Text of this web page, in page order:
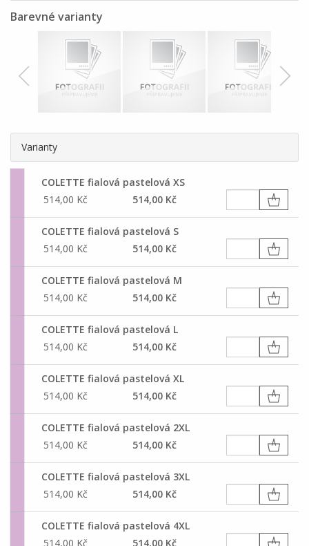
Barevné varianty
Varianty
COLETTE fialová pastelová XS
514,00 Kč
514,00 Kč
COLETTE fialová pastelová S
514,00 Kč
514,00 Kč
COLETTE fialová pastelová M
514,00 Kč
514,00 Kč
COLETTE fialová pastelová L
514,00 Kč
514,00 Kč
COLETTE fialová pastelová XL
514,00 Kč
514,00 Kč
COLETTE fialová pastelová 2XL
514,00 Kč
514,00 Kč
COLETTE fialová pastelová 3XL
514,00 Kč
514,00 Kč
COLETTE fialová pastelová 4XL
514,00 Kč
514,00 Kč